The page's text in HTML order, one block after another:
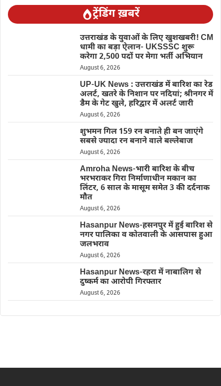
ट्रेंडिंग ख़बरें
उत्तराखंड के युवाओं के लिए खुशखबरी! CM
धामी का बड़ा ऐलान- UKSSSC शुरू
करेगा 2,500 पदों पर मेगा भर्ती अभियान
August 6, 2026
UP-UK News : उत्तराखंड में बारिश का रेड
अलर्ट, खतरे के निशान पर नदियां; श्रीनगर में
डैम के गेट खुले, हरिद्वार में अलर्ट जारी
August 6, 2026
शुभमन गिल 159 रन बनाते ही बन जाएंगे
सबसे ज्यादा रन बनाने वाले बल्लेबाज
August 6, 2026
Amroha News-भारी बारिश के बीच
भरभराकर गिरा निर्माणाधीन मकान का
लिंटर, 6 साल के मासूम समेत 3 की दर्दनाक
मौत
August 6, 2026
Hasanpur News-हसनपुर में हुई बारिश से
नगर पालिका व कोतवाली के आसपास हुआ
जलभराव
August 6, 2026
Hasanpur News-रहरा में नाबालिग से
दुष्कर्म का आरोपी गिरफ्तार
August 6, 2026